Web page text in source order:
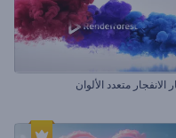
الانفجار متعدد الألوان